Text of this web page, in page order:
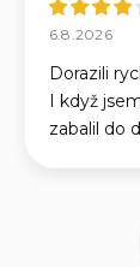
6.8.2026
Dorazili
I když
zabalil do